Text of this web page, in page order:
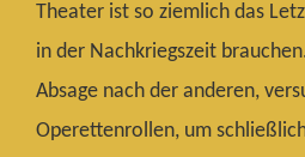
Theater ist so ziemlich das
in der Nachkriegszeit
Absage nach der anderen,
Operettenrollen, um